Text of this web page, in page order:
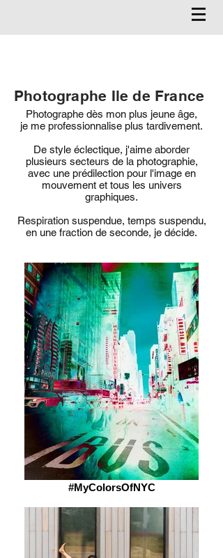
Photographe Ile de France
Photographe dès mon plus jeune âge,
je me professionnalise plus tardivement.
De style éclectique, j'aime aborder
plusieurs secteurs de la photographie,
avec une prédilection pour l'image en
mouvement et tous les univers
graphiques.
Respiration suspendue, temps suspendu,
en une fraction de seconde, je décide.
#MyColorsOfNYC